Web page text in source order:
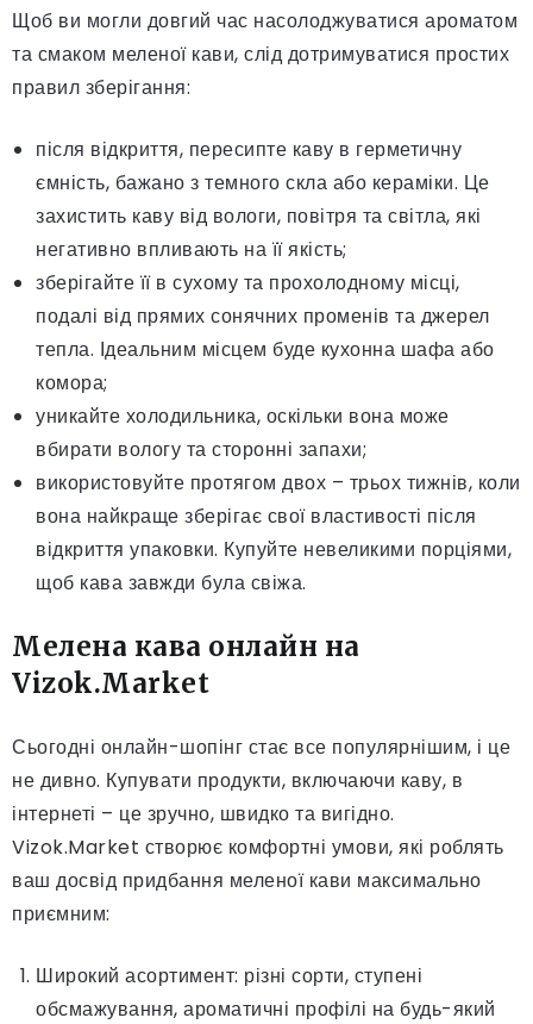
Щоб ви могли довгий час насолоджуватися ароматом
та смаком меленої кави, слід дотримуватися простих
правил зберігання:
після відкриття, пересипте каву в герметичну
ємність, бажано з темного скла або кераміки. Це
захистить каву від вологи, повітря та світла, які
негативно впливають на її якість;
зберігайте її в сухому та прохолодному місці,
подалі від прямих сонячних променів та джерел
тепла. Ідеальним місцем буде кухонна шафа або
комора;
уникайте холодильника, оскільки вона може
вбирати вологу та сторонні запахи;
використовуйте протягом двох – трьох тижнів, коли
вона найкраще зберігає свої властивості після
відкриття упаковки. Купуйте невеликими порціями,
щоб кава завжди була свіжа.
Мелена кава онлайн на
Vizok.Market
Сьогодні онлайн-шопінг стає все популярнішим, і це
не дивно. Купувати продукти, включаючи каву, в
інтернеті – це зручно, швидко та вигідно.
Vizok.Market створює комфортні умови, які роблять
ваш досвід придбання меленої кави максимально
приємним:
Широкий асортимент: різні сорти, ступені
обсмажування, ароматичні профілі на будь-який